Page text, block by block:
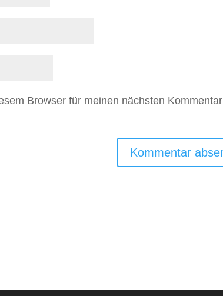
Browser für meinen nächsten Kommentar